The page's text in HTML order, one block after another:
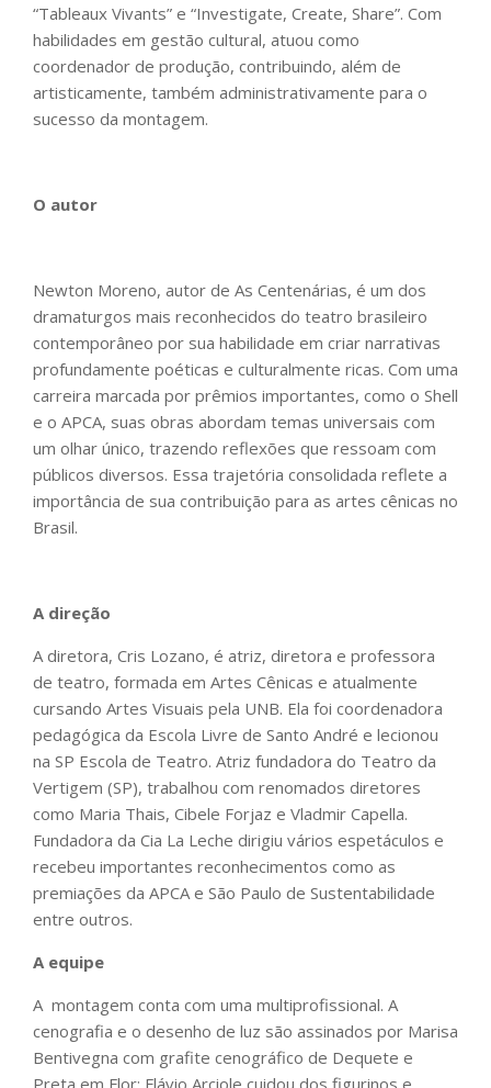
“Tableaux Vivants” e “Investigate, Create, Share”. Com
habilidades em gestão cultural, atuou como
coordenador de produção, contribuindo, além de
artisticamente, também administrativamente para o
sucesso da montagem.
O autor
Newton Moreno, autor de As Centenárias, é um dos
dramaturgos mais reconhecidos do teatro brasileiro
contemporâneo por sua habilidade em criar narrativas
profundamente poéticas e culturalmente ricas. Com uma
carreira marcada por prêmios importantes, como o Shell
e o APCA, suas obras abordam temas universais com
um olhar único, trazendo reflexões que ressoam com
públicos diversos. Essa trajetória consolidada reflete a
importância de sua contribuição para as artes cênicas no
Brasil.
A direção
A diretora, Cris Lozano, é atriz, diretora e professora
de teatro, formada em Artes Cênicas e atualmente
cursando Artes Visuais pela UNB. Ela foi coordenadora
pedagógica da Escola Livre de Santo André e lecionou
na SP Escola de Teatro. Atriz fundadora do Teatro da
Vertigem (SP), trabalhou com renomados diretores
como Maria Thais, Cibele Forjaz e Vladmir Capella.
Fundadora da Cia La Leche dirigiu vários espetáculos e
recebeu importantes reconhecimentos como as
premiações da APCA e São Paulo de Sustentabilidade
entre outros.
A equipe
A montagem conta com uma multiprofissional. A
cenografia e o desenho de luz são assinados por Marisa
Bentivegna com grafite cenográfico de Dequete e